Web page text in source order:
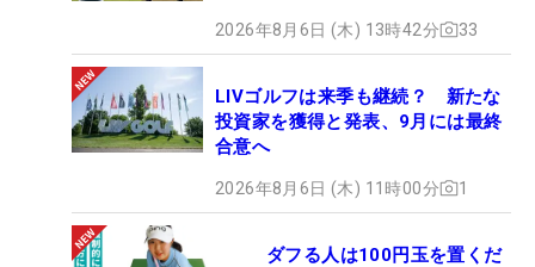
2026年8月6日 (木) 13時42分 33
LIVゴルフは来季も継続？ 新たな
投資家を獲得と発表、9月には最終
合意へ
2026年8月6日 (木) 11時00分 1
ダフる人は100円玉を置くだ